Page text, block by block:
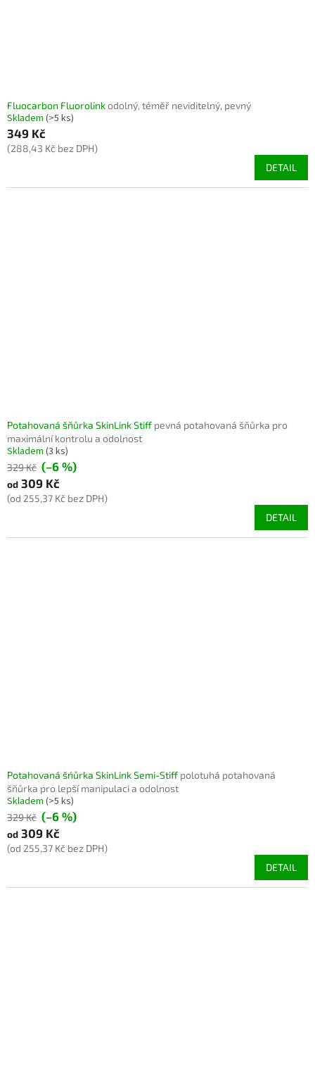
Fluocarbon Fluorolinkodolný, téměř neviditelný, pevný
Skladem (>5 ks)
349 Kč
(288,43 Kč bez DPH)
DETAIL
Potahovaná šňůrka SkinLink Stiffpevná potahovaná šňůrka pro
maximální kontrolu a odolnost
Skladem (3 ks)
329 Kč (–6 %)
od 309 Kč
(od 255,37 Kč bez DPH)
DETAIL
Potahovaná šńůrka SkinLink Semi-Stiffpolotuhá potahovaná
šňůrka pro lepší manipulaci a odolnost
Skladem (>5 ks)
329 Kč (–6 %)
od 309 Kč
(od 255,37 Kč bez DPH)
DETAIL